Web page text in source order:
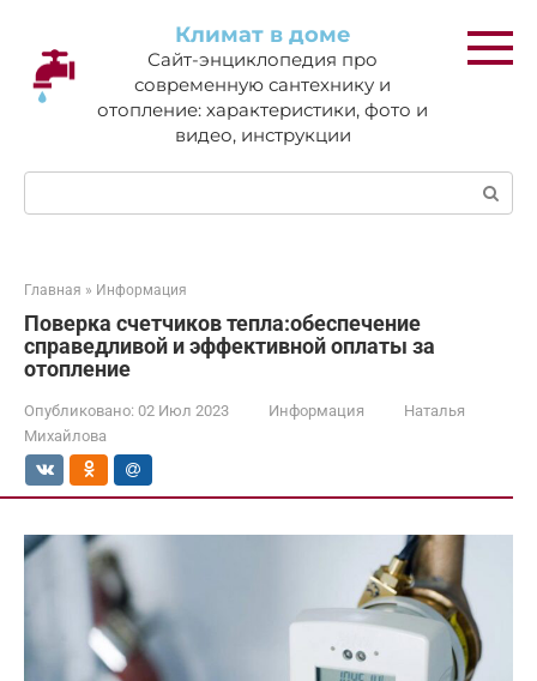
контенту
Климат в доме
Сайт-энциклопедия про
современную сантехнику и
отопление: характеристики, фото и
видео, инструкции
Поиск:
Главная » Информация
Поверка счетчиков тепла:обеспечение
справедливой и эффективной оплаты за
отопление
Опубликовано: 02 Июл 2023 Информация
Наталья
Михайлова